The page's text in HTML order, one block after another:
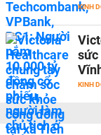
KINH
sức
KINH